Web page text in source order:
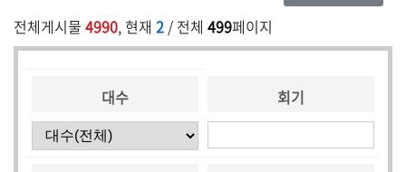
전체게시물 4990, 현재 2 / 전체 499페이지
대수 회기